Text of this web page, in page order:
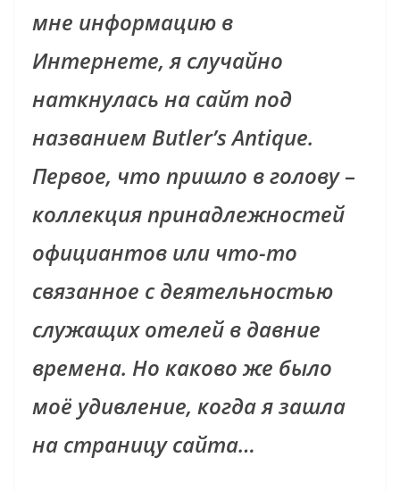
мне информацию в
Интернете, я случайно
наткнулась на сайт под
названием Butler’s Antique.
Первое, что пришло в голову –
коллекция принадлежностей
официантов или что-то
связанное с деятельностью
служащих отелей в давние
времена. Но каково же было
моё удивление, когда я зашла
на страницу сайта…